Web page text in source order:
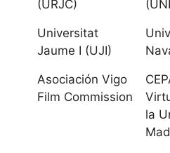
Mancha
Castilla-La
Mancha
Castilla
(URJC)
Universitat
Jaume I (UJI)
Asociación Vigo
Film Commission
la